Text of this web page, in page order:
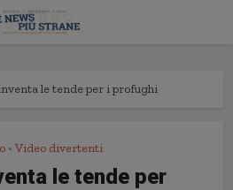
le tende per i profughi
• Video divertenti
le tende per